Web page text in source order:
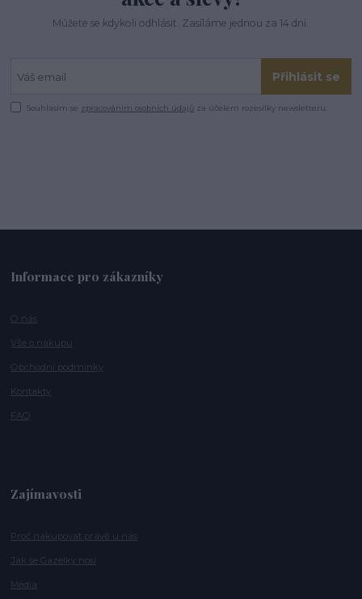
Můžete se kdykoli odhlásit. Zasíláme jednou za 14 dní.
Přihlásit se
Souhlasím se zpracováním osobních údajů za účelem rozesílky newsletteru.
Informace pro zákazníky
O nás
Vše o nákupu
Obchodní podmínky
Kontakty
FAQ
Zajímavosti
Proč nakupovat právě u nás
Jak se Gazelky nosí
Média